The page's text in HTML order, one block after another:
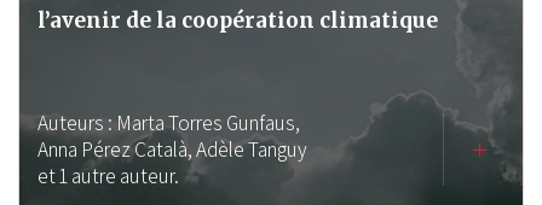
l’avenir de la coopération climatique
Auteurs : Marta Torres Gunfaus,
Anna Pérez Català,Adèle Tanguy
et 1 autre auteur.